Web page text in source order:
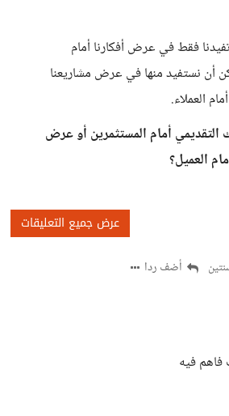
فقط في عرض أفكارنا أمام
أن نستفيد منها في عرض مشاريعنا
العملاء.
أمام المستثمرين أو عرض
العميل؟
عرض جميع التعليقات
أضف ردا
فاهم فيه